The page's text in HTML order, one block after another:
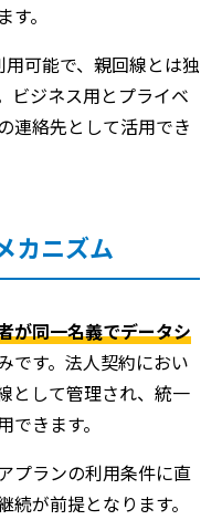
。
可能で、親回線とは独
ビジネス用とプライベ
連絡先として活用でき
カニズム
が同一名義でデータシ
です。法人契約におい
として管理され、統一
きます。
プランの利用条件に直
が前提となります。